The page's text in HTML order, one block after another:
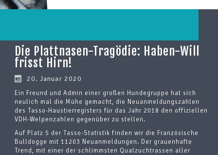
Die Plattnasen-Tragödie: Haben-Will
frisst Hirn!
20. Januar 2020
Ein Freund und Admin einer großen Hundegruppe hat sich
neulich mal die Mühe gemacht, die Neuanmeldungszahlen
des Tasso-Haustierregisters für das Jahr 2018 den offiziellen
VDH-Welpenzahlen gegenüber zu stellen.
Auf Platz 5 der Tasso-Statistik finden wir die Französische
Bulldogge mit 11203 Neuanmeldungen. Der grauenhafte
Trend, mit einer der schlimmsten Qualzuchtrassen aller